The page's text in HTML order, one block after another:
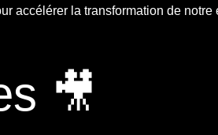
accélérer la transformation de notre
🎥